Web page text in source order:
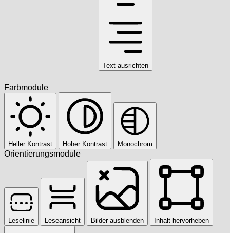
Text ausrichten
Farbmodule
Heller Kontrast Hoher Kontrast Monochrom
Orientierungsmodule
Leselinie Leseansicht Bilder ausblenden Inhalt hervorheben